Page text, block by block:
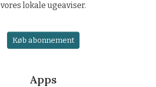
vores lokale ugeaviser.
Køb abonnement
Apps